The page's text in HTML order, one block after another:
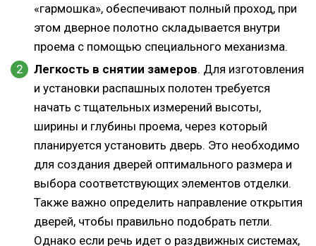
«гармошка», обеспечивают полный проход, при
этом дверное полотно складывается внутри
проема с помощью специального механизма.
Легкость в снятии замеров. Для изготовления
и установки распашных полотен требуется
начать с тщательных измерений высоты,
ширины и глубины проема, через который
планируется установить дверь. Это необходимо
для создания дверей оптимального размера и
выбора соответствующих элементов отделки.
Также важно определить направление открытия
дверей, чтобы правильно подобрать петли.
Однако если речь идет о раздвижных системах,